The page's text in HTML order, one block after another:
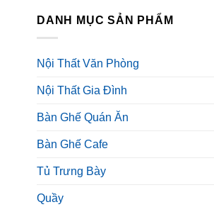
DANH MỤC SẢN PHẨM
Nội Thất Văn Phòng
Nội Thất Gia Đình
Bàn Ghế Quán Ăn
Bàn Ghế Cafe
Tủ Trưng Bày
Quầy